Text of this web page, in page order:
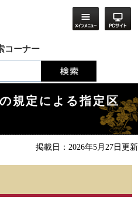
コーナー
規定による指定区
掲載日：2026年5月27日更新